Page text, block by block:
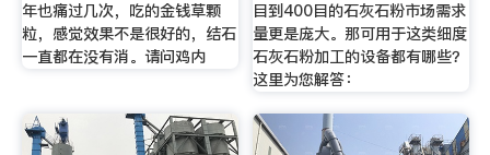
年也痛过几次，吃的金钱草颗
粒，感觉效果不是很好的，结石
一直都在没有消。请问鸡内
目到400目的石灰石粉市场需求
量更是庞大。那可用于这类细度
石灰石粉加工的设备都有哪些？
这里为您解答：